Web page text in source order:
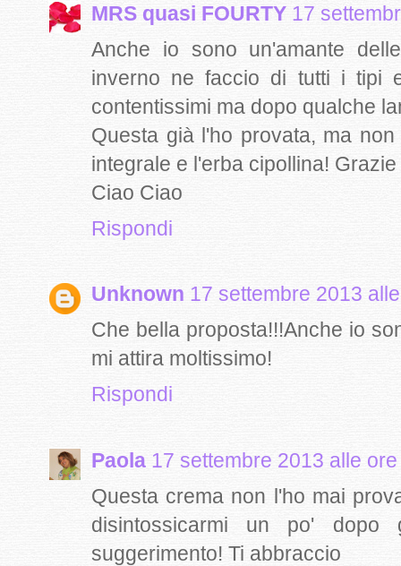
MRS quasi FOURTY 17
Anche io sono un'amante
inverno ne faccio di tutti i tipi
contentissimi ma dopo qualche
Questa già l'ho provata, ma
integrale e l'erba cipollina!
Ciao Ciao
Rispondi
Unknown 17 settembre 2013
Che bella proposta!!!Anche io
mi attira moltissimo!
Rispondi
Paola 17 settembre 2013 alle
Questa crema non l'ho mai
disintossicarmi un po'
suggerimento! Ti abbraccio